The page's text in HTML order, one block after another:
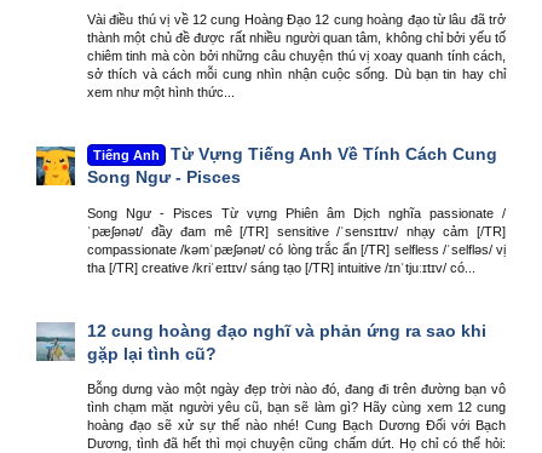
Vài điều thú vị về 12 cung Hoàng Đạo 12 cung hoàng đạo từ lâu đã trở
thành một chủ đề được rất nhiều người quan tâm, không chỉ bởi yếu tố
chiêm tinh mà còn bởi những câu chuyện thú vị xoay quanh tính cách,
sở thích và cách mỗi cung nhìn nhận cuộc sống. Dù bạn tin hay chỉ
xem như một hình thức...
Tiếng Anh
Từ Vựng Tiếng Anh Về Tính Cách Cung
Song Ngư - Pisces
Song Ngư - Pisces Từ vựng Phiên âm Dịch nghĩa passionate /
ˈpæʃənət/ đầy đam mê [/TR] sensitive /ˈsensɪtɪv/ nhạy cảm [/TR]
compassionate /kəmˈpæʃənət/ có lòng trắc ẩn [/TR] selfless /ˈselfləs/ vị
tha [/TR] creative /kriˈeɪtɪv/ sáng tạo [/TR] intuitive /ɪnˈtjuːɪtɪv/ có...
12 cung hoàng đạo nghĩ và phản ứng ra sao khi
gặp lại tình cũ?
Bỗng dưng vào một ngày đẹp trời nào đó, đang đi trên đường bạn vô
tình chạm mặt người yêu cũ, bạn sẽ làm gì? Hãy cùng xem 12 cung
hoàng đạo sẽ xử sự thế nào nhé! Cung Bạch Dương Đối với Bạch
Dương, tình đã hết thì mọi chuyện cũng chấm dứt. Họ chỉ có thể hỏi: